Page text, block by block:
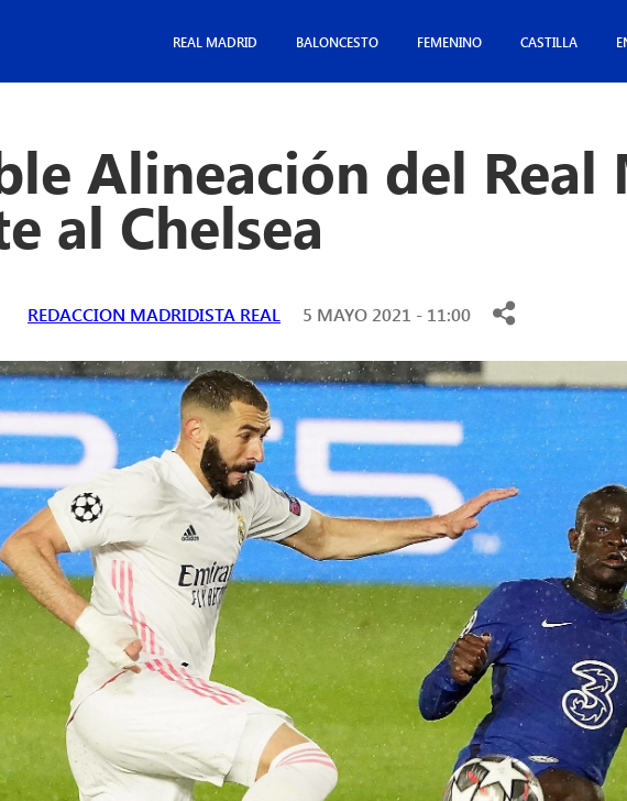
REAL MADRID BALONCESTO FEMENINO CASTILLA
Alineación del Real
al Chelsea
REDACCION MADRIDISTA REAL 5 MAYO 2021 - 11:00